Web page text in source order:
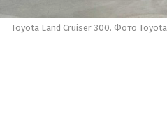
Toyota Land Cruiser 300. Фото Toyota